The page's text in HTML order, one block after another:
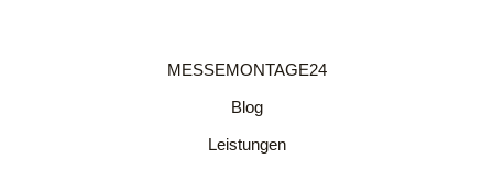
MESSEMONTAGE24
Blog
Leistungen